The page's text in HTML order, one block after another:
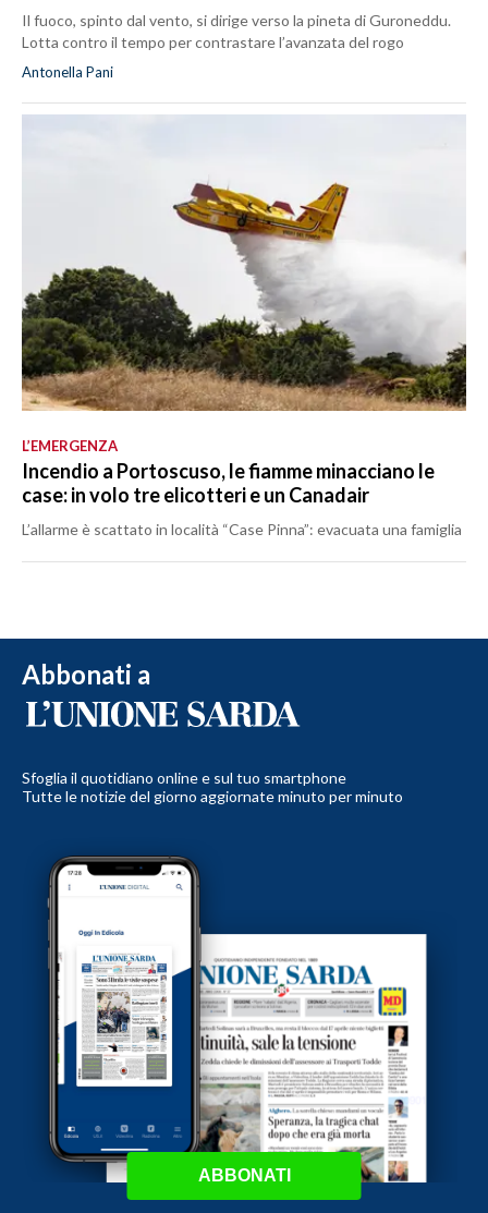
Il fuoco, spinto dal vento, si dirige verso la pineta di Guroneddu.
Lotta contro il tempo per contrastare l’avanzata del rogo
Antonella Pani
L’EMERGENZA
Incendio a Portoscuso, le fiamme minacciano le
case: in volo tre elicotteri e un Canadair
L’allarme è scattato in località “Case Pinna”: evacuata una famiglia
Abbonati a
Sfoglia il quotidiano online e sul tuo smartphone
Tutte le notizie del giorno aggiornate minuto per minuto
ABBONATI